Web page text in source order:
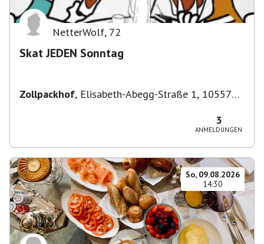
NetterWolf, 72
Skat JEDEN Sonntag
Zollpackhof, Elisabeth-Abegg-Straße 1, 10557
3
ANMELDUNGEN
So, 09.08.2026
14:30